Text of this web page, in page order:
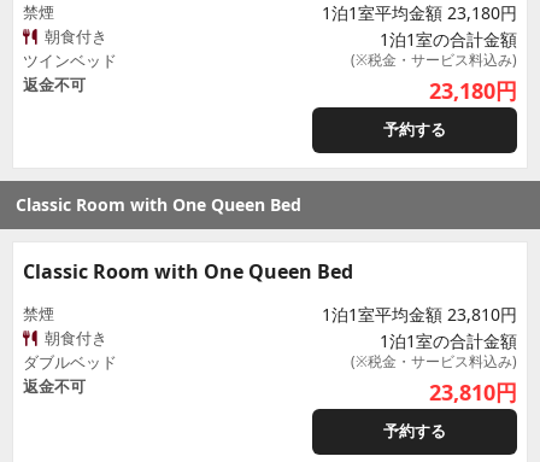
禁煙
朝食付き
ツインベッド
返金不可
1泊1室平均金額 23,180円
1泊1室の合計金額
(※税金・サービス料込み)
23,180円
予約する
Classic Room with One Queen Bed
Classic Room with One Queen Bed
禁煙
朝食付き
ダブルベッド
返金不可
1泊1室平均金額 23,810円
1泊1室の合計金額
(※税金・サービス料込み)
23,810円
予約する